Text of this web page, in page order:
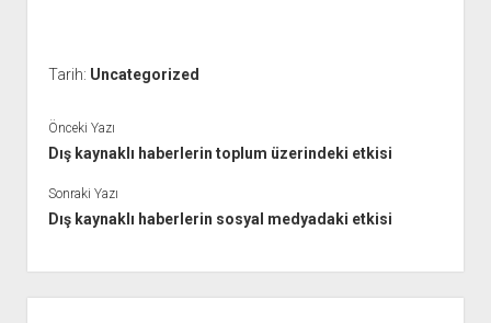
Tarih: Uncategorized
Önceki Yazı
Dış kaynaklı haberlerin toplum üzerindeki etkisi
Sonraki Yazı
Dış kaynaklı haberlerin sosyal medyadaki etkisi